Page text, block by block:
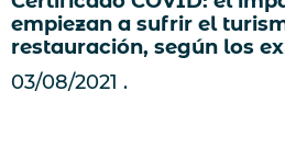
empiezan a sufrir el
restauración, según los
03/08/2021